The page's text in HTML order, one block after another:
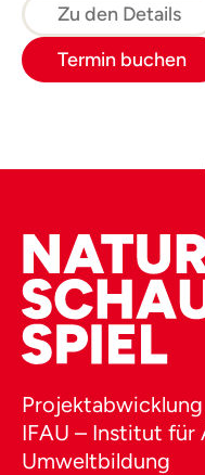
Zu den Details
Termin buchen
Projektabwicklung
IFAU – Institut für
Umweltbildung